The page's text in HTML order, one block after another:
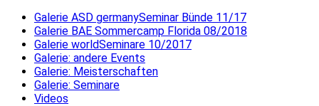
Galerie ASD germanySeminar Bünde 11/17
Galerie BAE Sommercamp Florida 08/2018
Galerie worldSeminare 10/2017
Galerie: andere Events
Galerie: Meisterschaften
Galerie: Seminare
Videos